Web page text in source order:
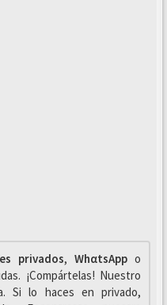
privados, WhαtsAppo
¡Compártelas! Nuestro
Si lo haces en privado,